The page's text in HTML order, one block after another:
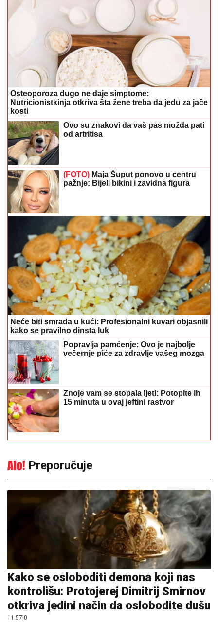
Osteoporoza dugo ne daje simptome:
Nutricionistkinja otkriva šta žene treba da jedu za jače
kosti
Ovo su znakovi da vaš pas možda pati
od artritisa
(FOTO) Maja Šuput ponovo u centru
pažnje: Bijeli bikini i zavidna figura
Neće biti smrada u kući: Profesionalni kuvari objasnili
kako se pravilno dinsta luk
Popravlja pamćenje: Ovo je najbolje
večernje piće za zdravlje vašeg mozga
Znoje vam se stopala ljeti: Potopite ih
15 minuta u ovaj jeftini rastvor
Preporučuje
Kako se osloboditi demona koji nas
kontrolišu: Protojerej Dimitrij Smirnov
otkriva jedini način da oslobodite dušu
11:57 0